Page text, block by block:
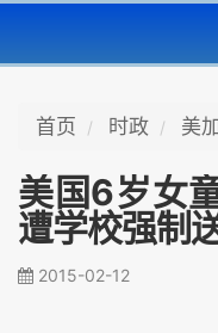
首页 时政 美
美国6岁女
遭学校强制
2015-02-12